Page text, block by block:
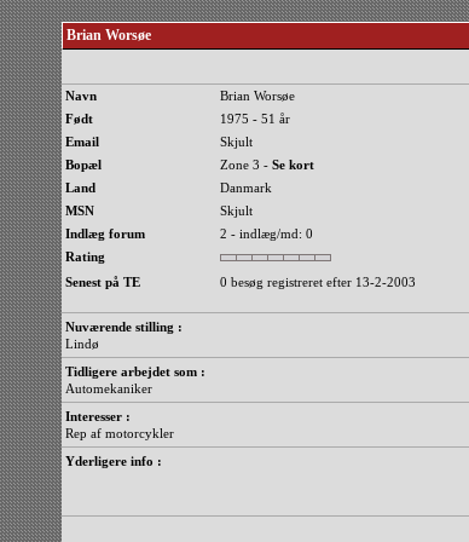
Brian Worsøe
Navn Brian Worsøe
Født
1975 - 51 år
Email
Skjult
Bopæl
Zone 3 - Se kort
Land
Danmark
MSN
Skjult
Indlæg forum
2 - indlæg/md: 0
Rating
Senest på TE
0 besøg registreret efter 13-2-2003
Nuværende stilling :
Lindø
Tidligere arbejdet som :
Automekaniker
Interesser :
Rep af motorcykler
Yderligere info :